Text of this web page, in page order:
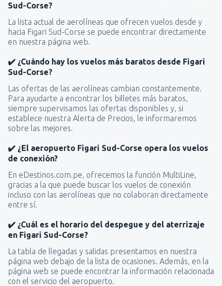
Sud-Corse?
La lista actual de aerolíneas que ofrecen vuelos desde y
hacia Figari Sud-Corse se puede encontrar directamente
en nuestra página web.
✔️ ¿Cuándo hay los vuelos más baratos desde Figari
Sud-Corse?
Las ofertas de las aerolíneas cambian constantemente.
Para ayudarte a encontrar los billetes más baratos,
siempre supervisamos las ofertas disponibles y, si
establece nuestra Alerta de Precios, le informaremos
sobre las mejores.
✔️ ¿El aeropuerto Figari Sud-Corse opera los vuelos
de conexión?
En eDestinos.com.pe, ofrecemos la función MultiLine,
gracias a la que puede buscar los vuelos de conexión
incluso con las aerolíneas que no colaboran directamente
entre sí.
✔️ ¿Cuál es el horario del despegue y del aterrizaje
en Figari Sud-Corse?
La tabla de llegadas y salidas presentamos en nuestra
página web debajo de la lista de ocasiones. Además, en la
página web se puede encontrar la información relacionada
con el servicio del aeropuerto.